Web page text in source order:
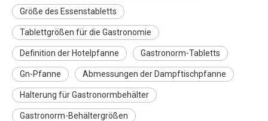
Größe des Essenstabletts
Tablettgrößen für die Gastronomie
Definition der Hotelpfanne Gastronorm-Tabletts
Gn-Pfanne Abmessungen der Dampftischpfanne
Halterung für Gastronormbehälter
Gastronorm-Behältergrößen